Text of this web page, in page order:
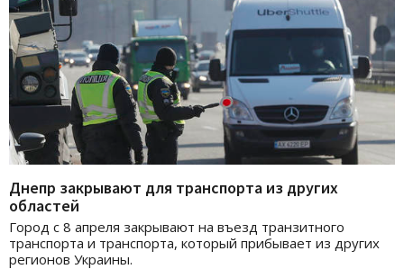
Днепр закрывают для транспорта из других
областей
Город с 8 апреля закрывают на въезд транзитного
транспорта и транспорта, который прибывает из других
регионов Украины.